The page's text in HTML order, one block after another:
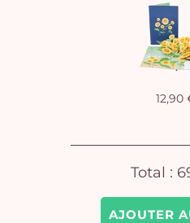
AJOUTER
12,90
Total :